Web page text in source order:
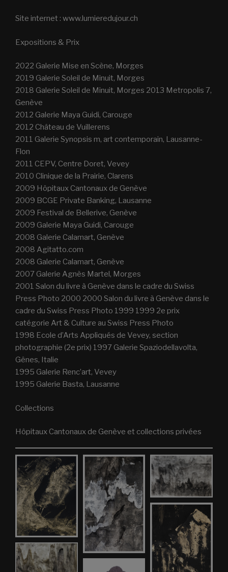
Site internet : www.lumieredujour.ch
Expositions & Prix
2022 Galerie Mise en Scène, Morges
2019 Galerie Soleil de Minuit, Morges
2018 Galerie Soleil de Minuit, Morges 2013 Metropolis 7,
Genève
2012 Galerie Maya Guidi, Carouge
2012 Château de Vuillerens
2011 Galerie Synopsis m, art contemporain, Lausanne-
Flon
2011 CEPV, Centre Doret, Vevey
2010 Clinique de la Prairie, Clarens
2009 Hôpitaux Cantonaux de Genève
2009 BCGE Private Banking, Lausanne
2009 Festival de Bellerive, Genève
2009 Galerie Maya Guidi, Carouge
2008 Galerie Calamart, Genève
2008 Agitatto.com
2008 Galerie Calamart, Genève
2007 Galerie Agnès Martel, Morges
2001 Salon du livre à Genève dans le cadre du Swiss
Press Photo 2000 2000 Salon du livre à Genève dans le
cadre du Swiss Press Photo 1999 1999 2e prix
catégorie Art & Culture au Swiss Press Photo
1998 Ecole d’Arts Appliqués de Vevey, section
photographie (2e prix) 1997 Galerie Spaziodellavolta,
Gênes, Italie
1995 Galerie Renc’art, Vevey
1995 Galerie Basta, Lausanne
Collections
Hôpitaux Cantonaux de Genève et collections privées